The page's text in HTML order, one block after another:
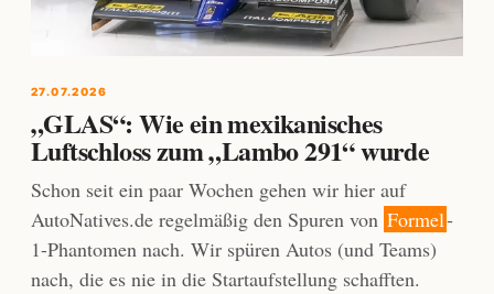
27.07.2026
„GLAS“: Wie ein mexikanisches
Luftschloss zum „Lambo 291“ wurde
Schon seit ein paar Wochen gehen wir hier auf
AutoNatives.de regelmäßig den Spuren von Formel-
1-Phantomen nach. Wir spüren Autos (und Teams)
nach, die es nie in die Startaufstellung schafften.